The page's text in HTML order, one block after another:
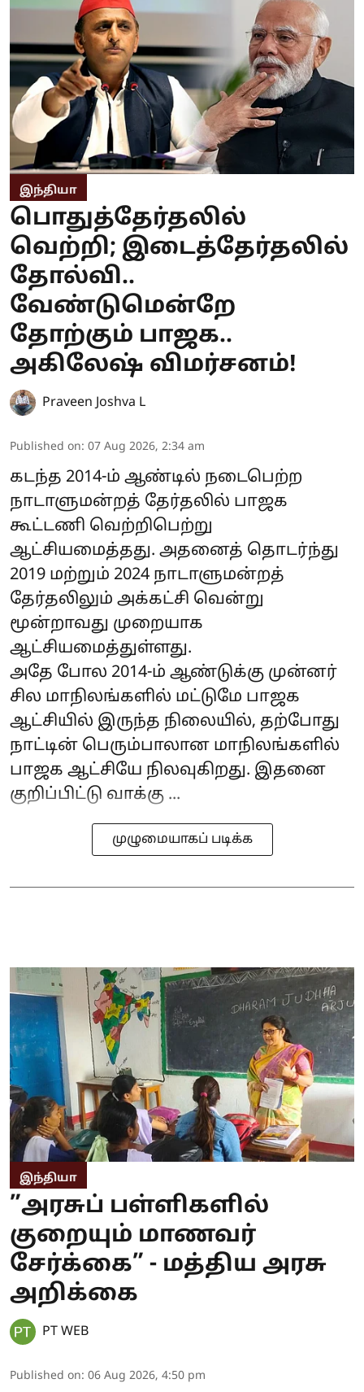
இந்தியா
பொதுத்தேர்தலில்
வெற்றி; இடைத்தேர்தலில்
தோல்வி..
வேண்டுமென்றே
தோற்கும் பாஜக..
அகிலேஷ் விமர்சனம்!
Praveen Joshva L
Published on: 07 Aug 2026, 2:34 am
கடந்த 2014-ம் ஆண்டில் நடைபெற்ற
நாடாளுமன்றத் தேர்தலில் பாஜக
கூட்டணி வெற்றிபெற்று
ஆட்சியமைத்தது. அதனைத் தொடர்ந்து
2019 மற்றும் 2024 நாடாளுமன்றத்
தேர்தலிலும் அக்கட்சி வென்று
மூன்றாவது முறையாக
ஆட்சியமைத்துள்ளது.
அதே போல 2014-ம் ஆண்டுக்கு முன்னர்
சில மாநிலங்களில் மட்டுமே பாஜக
ஆட்சியில் இருந்த நிலையில், தற்போது
நாட்டின் பெரும்பாலான மாநிலங்களில்
பாஜக ஆட்சியே நிலவுகிறது. இதனை
குறிப்பிட்டு வாக்கு ...
முழுமையாகப் படிக்க
இந்தியா
”அரசுப் பள்ளிகளில்
குறையும் மாணவர்
சேர்க்கை” - மத்திய அரசு
அறிக்கை
PT WEB
Published on: 06 Aug 2026, 4:50 pm